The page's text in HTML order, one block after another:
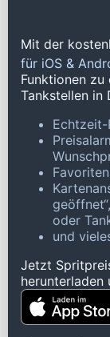
Mit der
für iOS &
Funktionen
Tankstellen in
Echtzeit-
oder
und
Jetzt
herunterladen